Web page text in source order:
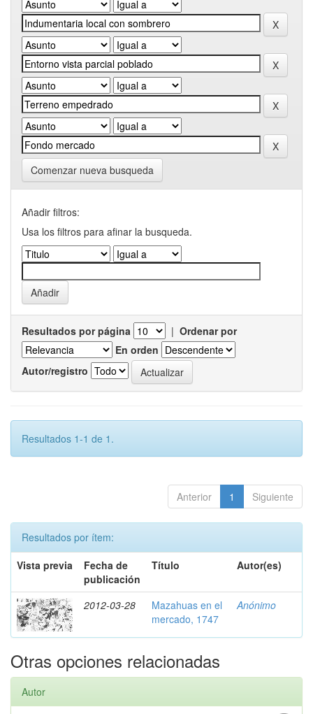
Comenzar nueva busqueda
Añadir filtros:
Usa los filtros para afinar la busqueda.
Resultados por página | Ordenar por
En orden
Autor/registro
Resultados 1-1 de 1.
Anterior 1 Siguiente
Resultados por ítem:
Vista previa
Fecha de
publicación
Título Autor(es)
2012-03-28
Mazahuas en el
mercado, 1747
Anónimo
Otras opciones relacionadas
Autor